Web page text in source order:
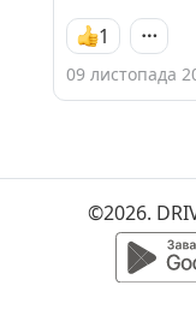
1
09 листопада
©2026.